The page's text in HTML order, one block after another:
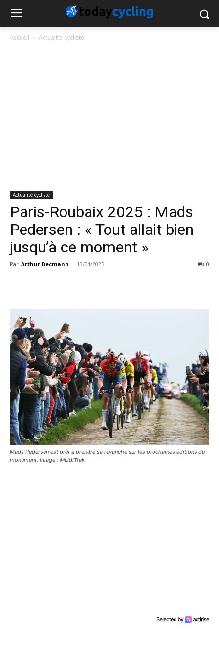
Accueil Actualité cycliste
Actualité cycliste
Paris-Roubaix 2025 : Mads
Pedersen : « Tout allait bien
jusqu’à ce moment »
Par Arthur Decmann - 13/04/2025 0
Mads Pedersen est prêt à prendre sa revanche sur les prochaines éditions du
monument. Image : @LidlTrek